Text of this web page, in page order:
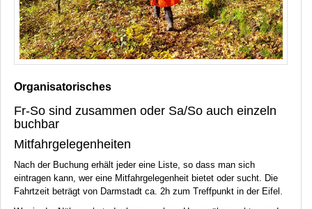
Organisatorisches
Fr-So sind zusammen oder Sa/So auch einzeln
buchbar
Mitfahrgelegenheiten
Nach der Buchung erhält jeder eine Liste, so dass man sich
eintragen kann, wer eine Mitfahrgelegenheit bietet oder sucht. Die
Fahrtzeit beträgt von Darmstadt ca. 2h zum Treffpunkt in der Eifel.